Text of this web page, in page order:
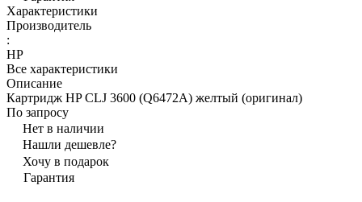
Характеристики
Производитель
:
HP
Все характеристики
Описание
Картридж HP CLJ 3600 (Q6472A) желтый (оригинал)
По запросу
Нет в наличии
Нашли дешевле?
Хочу в подарок
Гарантия